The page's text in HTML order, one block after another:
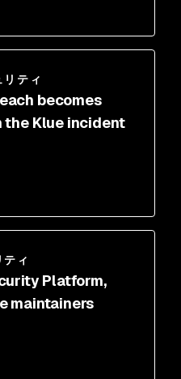
ティ
becomes
the Klue incident
ィ
Platform,
maintainers